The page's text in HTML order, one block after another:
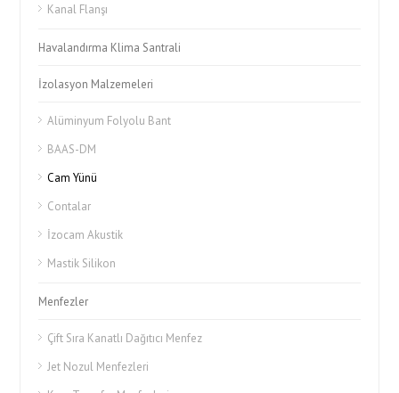
Kanal Flanşı
Havalandırma Klima Santrali
İzolasyon Malzemeleri
Alüminyum Folyolu Bant
BAAS-DM
Cam Yünü
Contalar
İzocam Akustik
Mastik Silikon
Menfezler
Çift Sıra Kanatlı Dağıtıcı Menfez
Jet Nozul Menfezleri